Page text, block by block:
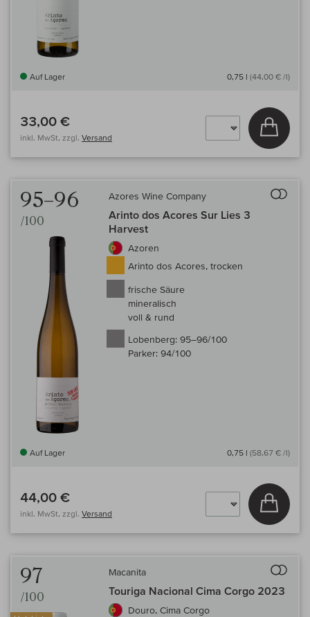
Auf Lager 0,75 l (44,00 € /l)
33,00 €
inkl. MwSt, zzgl. Versand
In
95–96
/100
Azores Wine Company
Arinto dos Acores Sur Lies 3
Harvest
Azoren
Arinto dos Acores, trocken
frische Säure
mineralisch
voll & rund
Lobenberg: 95–96/100
Parker: 94/100
Auf Lager 0,75 l (58,67 € /l)
44,00 €
inkl. MwSt, zzgl. Versand
In
97
/100
Macanita
Touriga Nacional Cima Corgo 2023
Douro, Cima Corgo